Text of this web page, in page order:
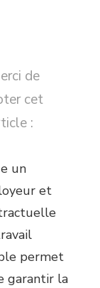
de
cet
:
un
et
permet
garantir la